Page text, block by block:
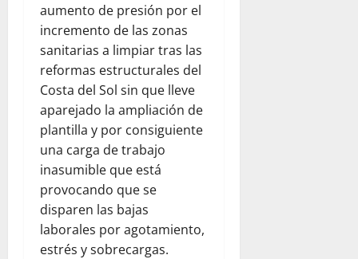
aumento de presión por el
incremento de las zonas
sanitarias a limpiar tras las
reformas estructurales del
Costa del Sol sin que lleve
aparejado la ampliación de
plantilla y por consiguiente
una carga de trabajo
inasumible que está
provocando que se
disparen las bajas
laborales por agotamiento,
estrés y sobrecargas.